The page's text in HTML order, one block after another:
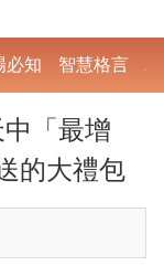
必知 智慧格言
「最增
的大禮包